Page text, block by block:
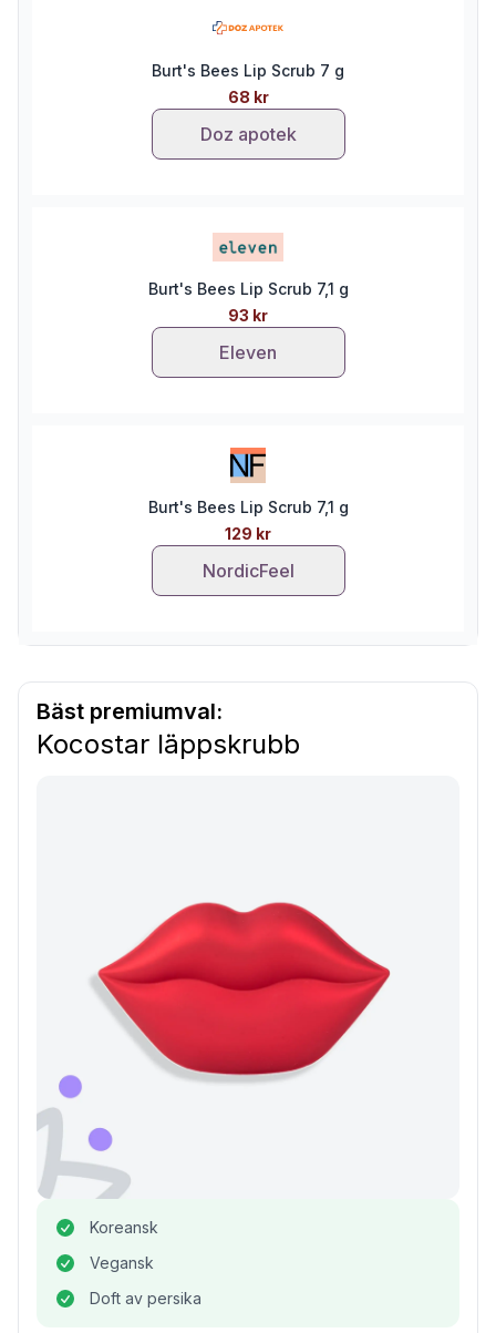
Burt's Bees Lip Scrub 7 g
68 kr
Doz apotek
Burt's Bees Lip Scrub 7,1 g
93 kr
Eleven
Burt's Bees Lip Scrub 7,1 g
129 kr
NordicFeel
Bäst premiumval:
Kocostar läppskrubb
Koreansk
Vegansk
Doft av persika